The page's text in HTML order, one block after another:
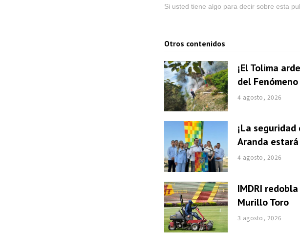
Si usted tiene algo para decir sobre esta
Otros contenidos
¡El Tolima
del
4 agosto, 2026
¡La
Aranda
4 agosto, 2026
IMDRI
Murillo Toro
3 agosto, 2026